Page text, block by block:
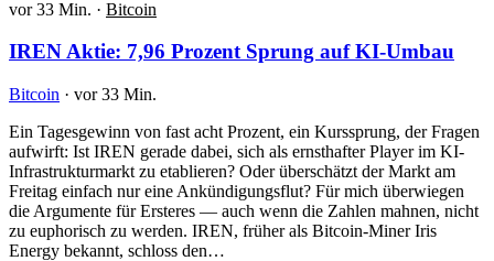
vor 33 Min. · Bitcoin
IREN Aktie: 7,96 Prozent Sprung auf KI-Umbau
Bitcoin · vor 33 Min.
Ein Tagesgewinn von fast acht Prozent, ein Kurssprung, der Fragen
aufwirft: Ist IREN gerade dabei, sich als ernsthafter Player im KI-
Infrastrukturmarkt zu etablieren? Oder überschätzt der Markt am
Freitag einfach nur eine Ankündigungsflut? Für mich überwiegen
die Argumente für Ersteres — auch wenn die Zahlen mahnen, nicht
zu euphorisch zu werden. IREN, früher als Bitcoin-Miner Iris
Energy bekannt, schloss den…